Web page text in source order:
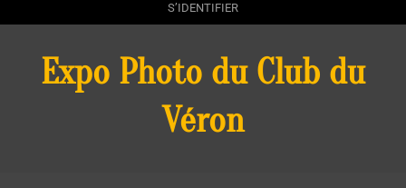
S’IDENTIFIER
Expo Photo du Club du
Véron